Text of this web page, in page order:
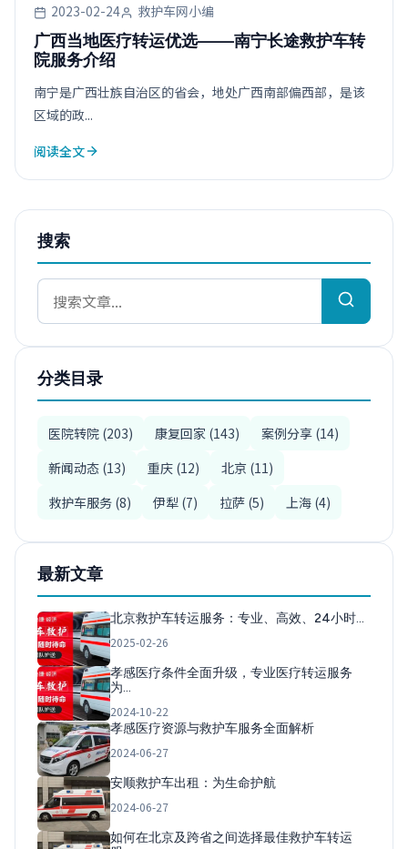
2023-02-24 救护车网小编
广西当地医疗转运优选——南宁长途救护车转
院服务介绍
南宁是广西壮族自治区的省会，地处广西南部偏西部，是该
区域的政...
阅读全文
搜索
分类目录
医院转院 (203) 康复回家 (143)
案例分享 (14)
新闻动态 (13)
重庆 (12)
北京 (11)
救护车服务 (8)
伊犁 (7) 拉萨 (5) 上海 (4)
最新文章
北京救护车转运服务：专业、高效、24小时…
2025-02-26
孝感医疗条件全面升级，专业医疗转运服务
为…
2024-10-22
孝感医疗资源与救护车服务全面解析
2024-06-27
安顺救护车出租：为生命护航
2024-06-27
如何在北京及跨省之间选择最佳救护车转运